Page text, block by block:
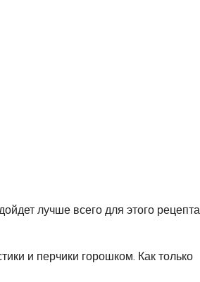
лучше всего для этого рецепта.
и перчики горошком. Как только